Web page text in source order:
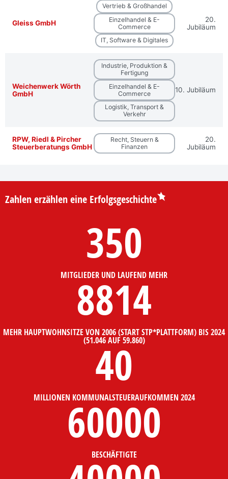
Gleiss GmbH
Vertrieb & Großhandel
Einzelhandel & E-
Commerce
IT, Software & Digitales
20.
Jubiläum
Weichenwerk Wörth
GmbH
Industrie, Produktion &
Fertigung
Einzelhandel & E-
Commerce
Logistik, Transport &
Verkehr
10. Jubiläum
RPW, Riedl & Pircher
Steuerberatungs GmbH
Recht, Steuern &
Finanzen
20.
Jubiläum
Zahlen erzählen eine Erfolgsgeschichte
350
MITGLIEDER UND LAUFEND MEHR
8814
MEHR HAUPTWOHNSITZE VON 2006 (START STP*PLATTFORM) BIS 2024
(51.046 AUF 59.860)
40
MILLIONEN KOMMUNALSTEUERAUFKOMMEN 2024
60000
BESCHÄFTIGTE